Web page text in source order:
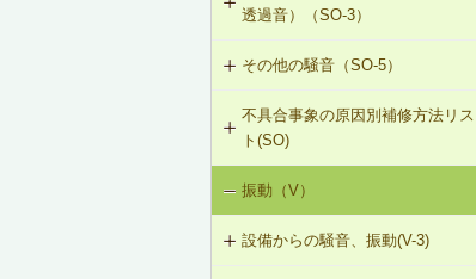
R-1-106 たる木、下地板のレベルの
置
き）
R-1-601 屋根下地材・ふき材の交換
音性能のあるフローリング材（床下
地材等を含む）への交換
透過音）（SO-3）
SO-3-501 界壁へのせっこうボード
の増し張り
その他の騒音（SO-5）
SO-5-501 外壁内透湿防水シートの
留め付け補修
不具合事象の原因別補修方法リス
ト(SO)
界床に係る遮音不良（床歩行音等の
床衝撃音）（SO-1）
界床に係る遮音不良（椅子の移動音
振動（V）
設備からの騒音、振動(V-3)